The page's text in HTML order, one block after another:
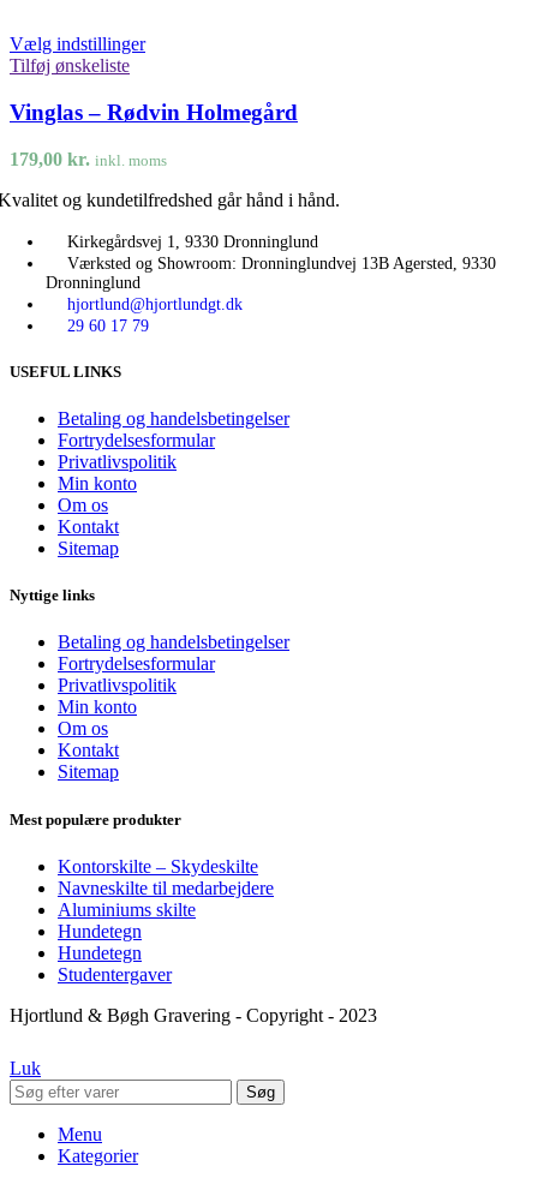
Vælg indstillinger
Tilføj ønskeliste
Vinglas – Rødvin Holmegård
179,00 kr. inkl. moms
og kundetilfredshed går hånd i hånd.
Kirkegårdsvej 1, 9330 Dronninglund
Værksted og Showroom: Dronninglundvej 13B Agersted, 9330
Dronninglund
hjortlund@hjortlundgt.dk
29 60 17 79
USEFUL LINKS
Betaling og handelsbetingelser
Fortrydelsesformular
Privatlivspolitik
Min konto
Om os
Kontakt
Sitemap
Nyttige links
Betaling og handelsbetingelser
Fortrydelsesformular
Privatlivspolitik
Min konto
Om os
Kontakt
Sitemap
Mest populære produkter
Kontorskilte – Skydeskilte
Navneskilte til medarbejdere
Aluminiums skilte
Hundetegn
Hundetegn
Studentergaver
Hjortlund & Bøgh Gravering - Copyright - 2023
Luk
Søg
Menu
Kategorier